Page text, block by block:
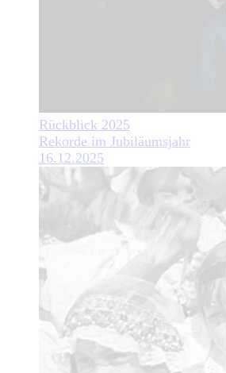
Rückblick 2025
Rekorde im Jubiläumsjahr
16.12.2025